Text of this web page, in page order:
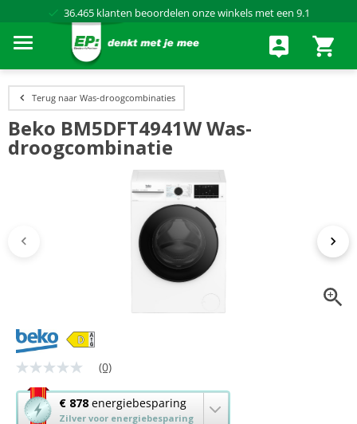
Al meer dan50 jaardé elektronicaspecialist
Terug naar Was-droogcombinaties
Beko BM5DFT4941W Was-
droogcombinatie
Geen
scorewaarde
Dezelfde
paginalink.
(0)
€ 878energiebesparing
Zilver voor energiebesparing
Met
deze